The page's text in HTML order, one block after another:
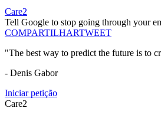
Care2
Tell Google to stop going through your
COMPARTILHARTWEET
"The best way to predict the future is to
- Denis Gabor
Iniciar petição
Care2